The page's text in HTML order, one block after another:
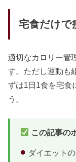
宅食だけで
適切なカロリー管
す。ただし運動も
ずは1日1食を宅食
う。
この記事の
ダイエット